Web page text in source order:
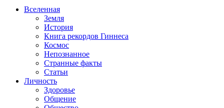
Вселенная
Земля
История
Книга рекордов Гиннеса
Космос
Непознанное
Странные факты
Статьи
Личность
Здоровье
Общение